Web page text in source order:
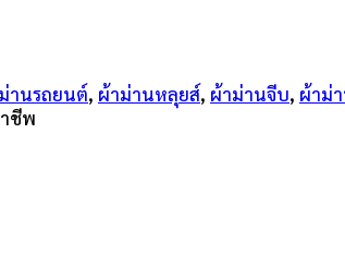
านรถยนต์, ผ้าม่านหลุยส์, ผ้าม่านจีบ, ผ้าม่
ชีพ